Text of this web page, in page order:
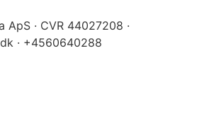
ApS · CVR 44027208 ·
· +4560640288